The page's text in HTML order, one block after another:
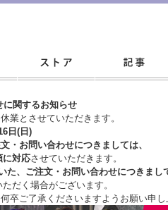
に関するお知らせ
業とさせていただきます。
日(日)
・お問い合わせにつきましては、
に対応させていただきます。
た、ご注文・ お問い合わせにつきまし
だく場合がございます。
何卒ご了承くださいますようお願い申し